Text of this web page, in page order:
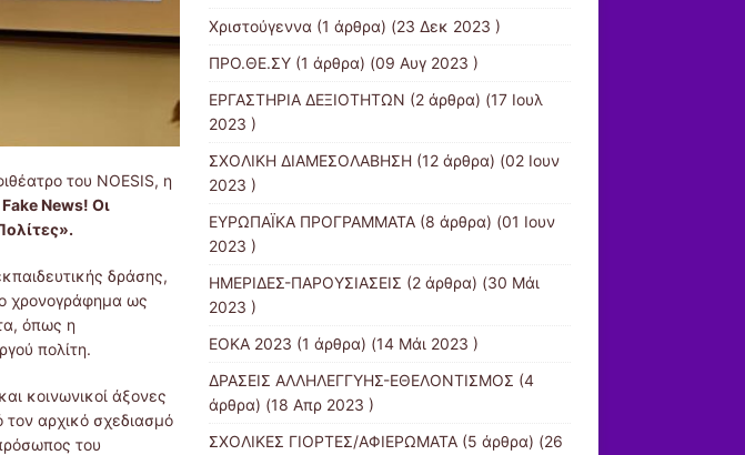
του NOESIS, η
News! Οι
δράσης,
χρονογράφημα ως
όπως η
πολίτη.
κοινωνικοί άξονες
αρχικό σχεδιασμό
του
Χριστούγεννα (1 άρθρα) (23 Δεκ 2023 )
ΠΡΟ.ΘΕ.ΣΥ(1 άρθρα) (09 Αυγ 2023 )
ΕΡΓΑΣΤΗΡΙΑ ΔΕΞΙΟΤΗΤΩΝ (2 άρθρα) (17 Ιουλ
2023 )
ΣΧΟΛΙΚΗ ΔΙΑΜΕΣΟΛΑΒΗΣΗ(12 άρθρα) (02 Ιουν
2023 )
ΕΥΡΩΠΑΪΚΑ ΠΡΟΓΡΑΜΜΑΤΑ(8 άρθρα) (01 Ιουν
2023 )
ΗΜΕΡΙΔΕΣ-ΠΑΡΟΥΣΙΑΣΕΙΣ (2 άρθρα) (30 Μάι
2023 )
ΕΟΚΑ 2023 (1 άρθρα) (14 Μάι 2023 )
ΔΡΑΣΕΙΣ ΑΛΛΗΛΕΓΓΥΗΣ-ΕΘΕΛΟΝΤΙΣΜΟΣ (4
άρθρα) (18 Απρ 2023 )
ΣΧΟΛΙΚΕΣ ΓΙΟΡΤΕΣ/ΑΦΙΕΡΩΜΑΤΑ(5 άρθρα) (26